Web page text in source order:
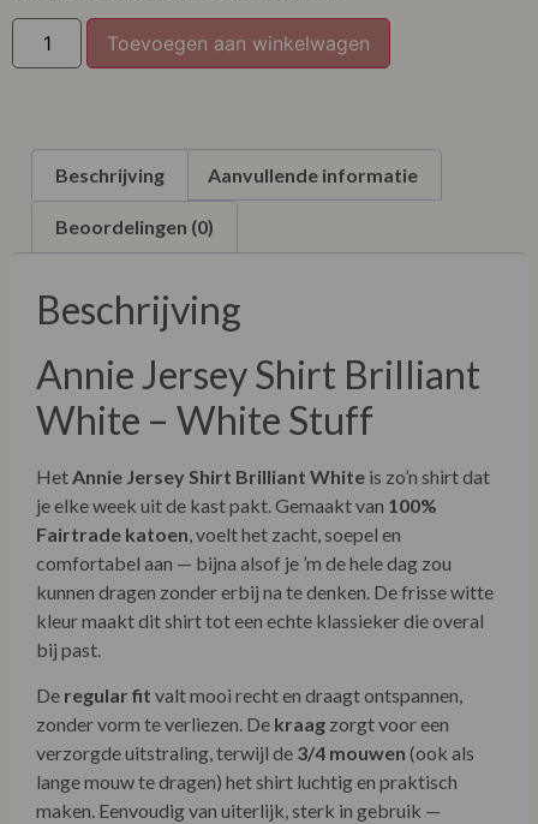
XXL
XXXL
Toevoegen aan winkelwagen
Beschrijving Aanvullende informatie
Beoordelingen (0)
Beschrijving
Annie Jersey Shirt Brilliant
White – White Stuff
HetAnnie Jersey Shirt Brilliant White is zo’n shirt dat
je elke week uit de kast pakt. Gemaakt van 100%
Fairtrade katoen, voelt het zacht, soepel en
comfortabel aan — bijna alsof je ’m de hele dag zou
kunnen dragen zonder erbij na te denken. De frisse witte
kleur maakt dit shirt tot een echte klassieker die overal
bij past.
De regular fit valt mooi recht en draagt ontspannen,
zonder vorm te verliezen. De kraag zorgt voor een
verzorgde uitstraling, terwijl de 3/4 mouwen (ook als
lange mouw te dragen) het shirt luchtig en praktisch
maken. Eenvoudig van uiterlijk, sterk in gebruik —